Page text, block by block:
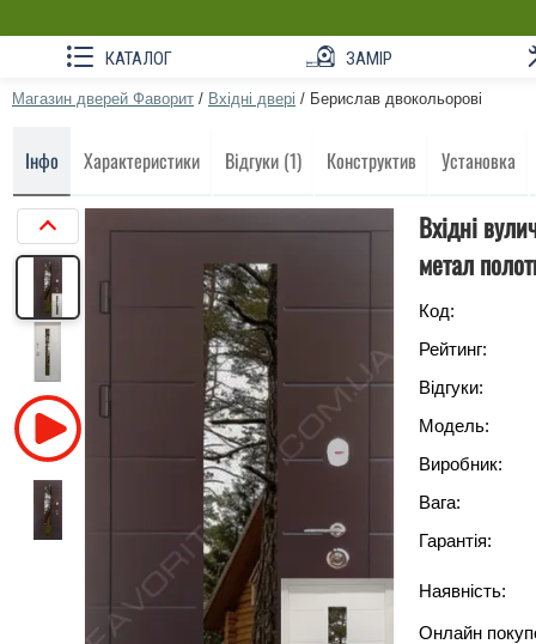
КАТАЛОГ ЗАМІР
Магазин дверей Фаворит / Вхідні двері / Берислав двокольорові
Інфо Характеристики Відгуки (1) Конструктив Установка
Вхідні
метал
Код:
Рейтинг:
Відгуки:
Модель:
Виробник:
Вага:
Гарантія:
Наявність:
Онлайн